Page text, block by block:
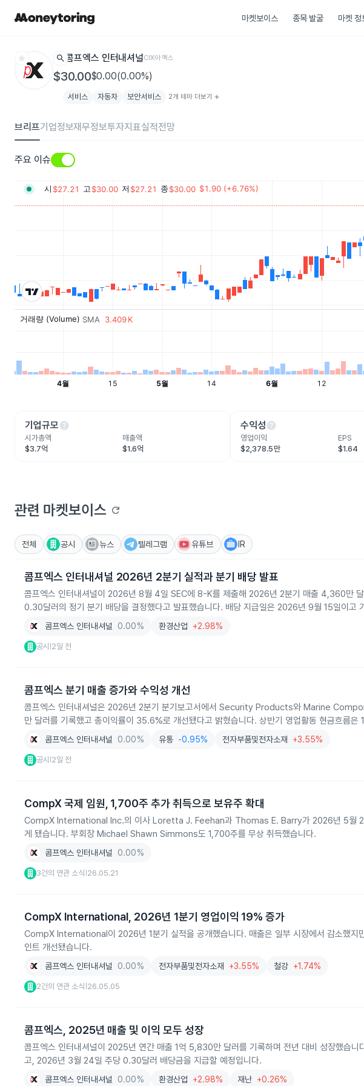
마켓보이스 종목 발굴 마켓 정
star search 콤프엑스 인터내셔널CIX아멕스
$30.00$0.00(0.00%)
서비스 자동차 보안서비스 2개 테마 더보기 add
브리프기업정보재무정보투자지표실적전망
주요 이슈
기업규모help
시가총액
$3.7억
매출액
$1.6억
수익성help
영업이익
$2,378.5만
EPS
$1.64
관련 마켓보이스 refresh
전체 공시 뉴스 텔레그램 유튜브 IR
콤프엑스 인터내셔널 2026년 2분기 실적과 분기 배당 발표
콤프엑스 인터내셔널이 2026년 8월 4일 SEC에 8-K를 제출해 2026년 2분기 매출 4,360만
0.30달러의 정기 분기 배당을 결정했다고 발표했습니다. 배당 지급일은 2026년 9월 15일이고
콤프엑스 인터내셔널 0.00% 환경산업 +2.98%
공시 2일 전
콤프엑스 분기 매출 증가와 수익성 개선
콤프엑스 인터내셔널은 2026년 2분기 분기보고서에서 Security Products와 Marine
만 달러를 기록했고 총이익률이 35.6%로 개선됐다고 밝혔습니다. 상반기 영업활동 현금흐름
콤프엑스 인터내셔널 0.00% 유통 -0.95% 전자부품및전자소재 +3.55%
공시 2일 전
CompX 국제 임원, 1,700주 추가 취득으로 보유주 확대
CompX International Inc.의 이사 Loretta J. Feehan과 Thomas E. Barry가 2026년 5월
게 됐습니다. 부회장 Michael Shawn Simmons도 1,700주를 무상 취득했습니다.
콤프엑스 인터내셔널 0.00%
3건의 연관 소식 26.05.21
CompX International, 2026년 1분기 영업이익 19% 증가
CompX International이 2026년 1분기 실적을 공개했습니다. 매출은 일부 시장에서 감소했
인트 개선됐습니다.
콤프엑스 인터내셔널 0.00% 전자부품및전자소재 +3.55% 철강 +1.74%
2건의 연관 소식 26.05.05
콤프엑스, 2025년 매출 및 이익 모두 성장
콤프엑스 인터내셔널이 2025년 연간 매출 1억 5,830만 달러를 기록하며 전년 대비 성장했습
고, 2026년 3월 24일 주당 0.30달러 배당금을 지급할 예정입니다.
콤프엑스 인터내셔널 0.00% 환경산업 +2.98% 재난 +0.26%